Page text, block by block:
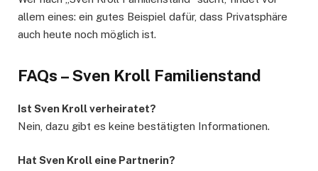
allem eines: ein gutes Beispiel dafür, dass Privatsphäre
auch heute noch möglich ist.
FAQs – Sven Kroll Familienstand
Ist Sven Kroll verheiratet?
Nein, dazu gibt es keine bestätigten Informationen.
Hat Sven Kroll eine Partnerin?